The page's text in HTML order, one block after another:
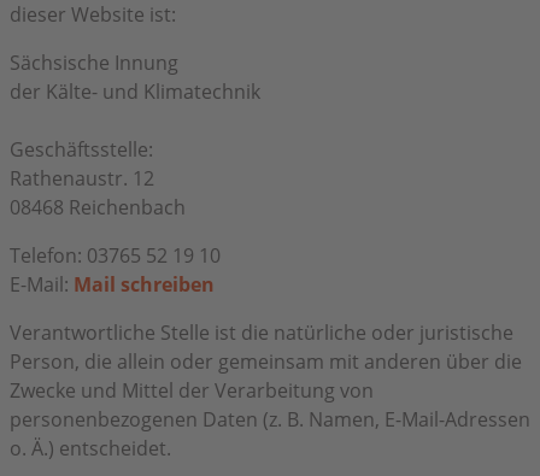
dieser Website ist:
Sächsische Innung
der Kälte- und Klimatechnik
Geschäftsstelle:
Rathenaustr. 12
08468 Reichenbach
Telefon: 03765 52 19 10
E-Mail: Mail schreiben
Verantwortliche Stelle ist die natürliche oder juristische
Person, die allein oder gemeinsam mit anderen über die
Zwecke und Mittel der Verarbeitung von
personenbezogenen Daten (z. B. Namen, E-Mail-Adressen
o. Ä.) entscheidet.